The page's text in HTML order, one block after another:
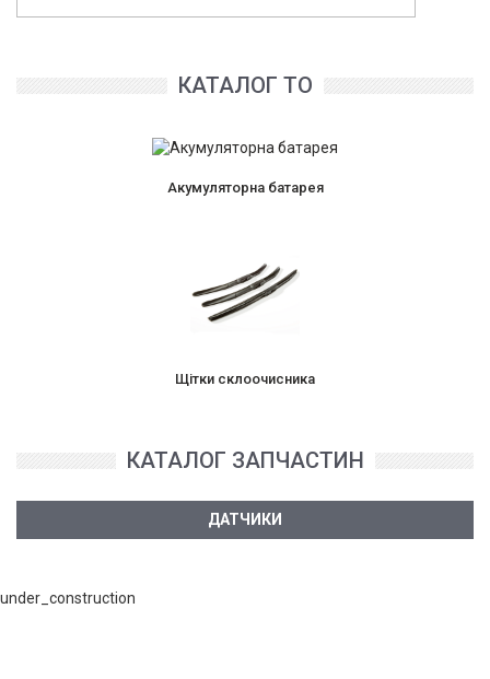
КАТАЛОГ ТО
Акумуляторна батарея
Щітки склоочисника
КАТАЛОГ ЗАПЧАСТИН
ДАТЧИКИ
under_construction